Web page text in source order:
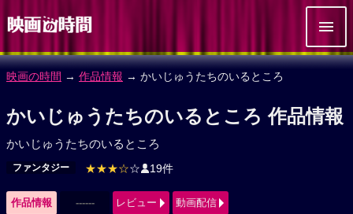
映画の時間 → 作品情報 → かいじゅうたちのいるところ
かいじゅうたちのいるところ 作品情報
かいじゅうたちのいるところ
ファンタジー ★★★☆☆ 19件
作品情報 ------ レビュー 動画配信